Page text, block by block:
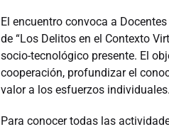
El encuentro convoca a
de “Los Delitos en el Contexto
socio-tecnológico presente. El
cooperación, profundizar el
valor a los esfuerzos individuales.
Para conocer todas las